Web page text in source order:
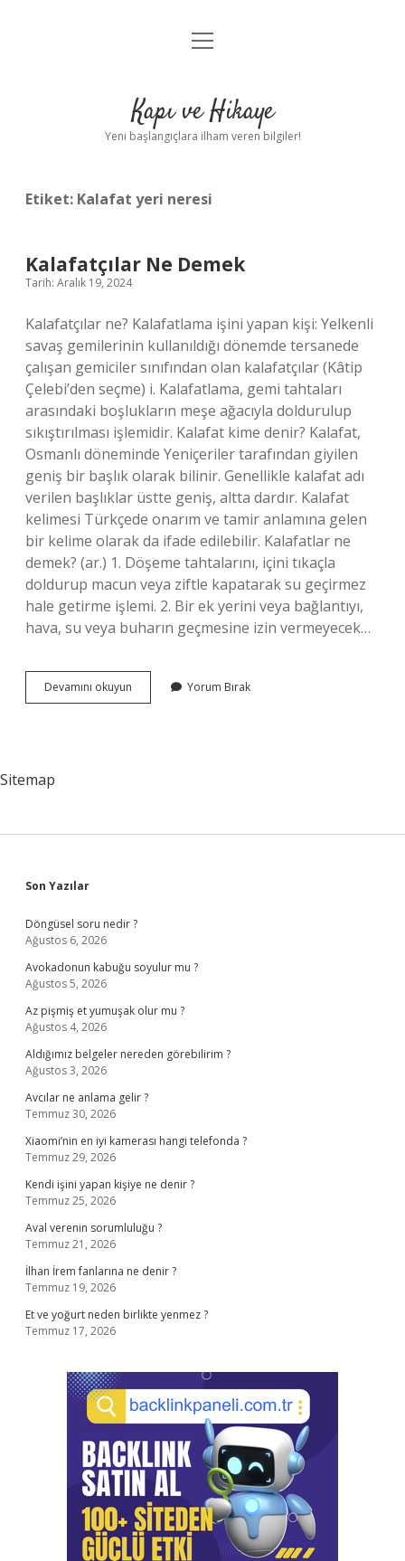
Anasayfa
Yasal Uyarı
menüyü
Kapı ve Hikaye
Yeni başlangıçlara ilham veren bilgiler!
Etiket: Kalafat yeri neresi
Kalafatçılar Ne Demek
Tarih: Aralık 19, 2024
Kalafatçılar ne? Kalafatlama işini yapan kişi: Yelkenli
savaş gemilerinin kullanıldığı dönemde tersanede
çalışan gemiciler sınıfından olan kalafatçılar (Kâtip
Çelebi’den seçme) i. Kalafatlama, gemi tahtaları
arasındaki boşlukların meşe ağacıyla doldurulup
sıkıştırılması işlemidir. Kalafat kime denir? Kalafat,
Osmanlı döneminde Yeniçeriler tarafından giyilen
geniş bir başlık olarak bilinir. Genellikle kalafat adı
verilen başlıklar üstte geniş, altta dardır. Kalafat
kelimesi Türkçede onarım ve tamir anlamına gelen
bir kelime olarak da ifade edilebilir. Kalafatlar ne
demek? (ar.) 1. Döşeme tahtalarını, içini tıkaçla
doldurup macun veya ziftle kapatarak su geçirmez
hale getirme işlemi. 2. Bir ek yerini veya bağlantıyı,
hava, su veya buharın geçmesine izin vermeyecek…
Devamını okuyun Kalafatçılar
Ne
Yorum Bırak
Sitemap
Sidebar
Son Yazılar
Döngüsel soru nedir ?
Ağustos 6, 2026
Avokadonun kabuğu soyulur mu ?
Ağustos 5, 2026
Az pişmiş et yumuşak olur mu ?
Ağustos 4, 2026
Aldığımız belgeler nereden görebilirim ?
Ağustos 3, 2026
Avcılar ne anlama gelir ?
Temmuz 30, 2026
Xiaomi’nin en iyi kamerası hangi telefonda ?
Temmuz 29, 2026
Kendi işini yapan kişiye ne denir ?
Temmuz 25, 2026
Aval verenin sorumluluğu ?
Temmuz 21, 2026
İlhan İrem fanlarına ne denir ?
Temmuz 19, 2026
Et ve yoğurt neden birlikte yenmez ?
Temmuz 17, 2026